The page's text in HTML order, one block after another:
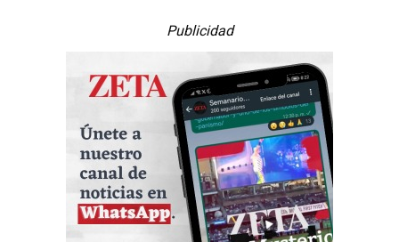
Publicidad